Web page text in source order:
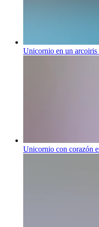
Unicornio en un arcoiris
Unicornio con corazón